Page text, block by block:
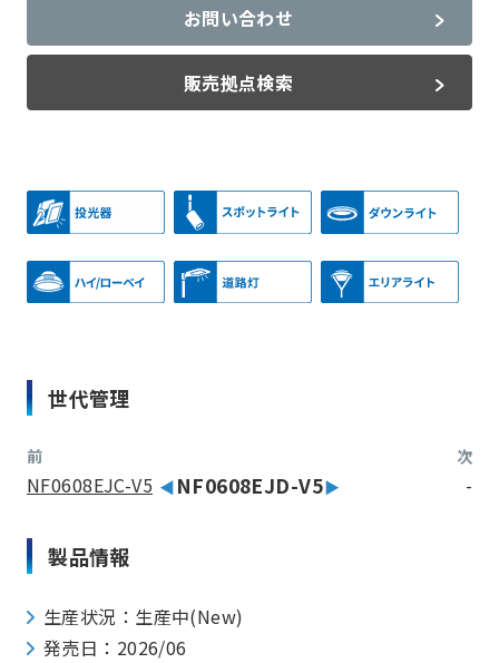
お問い合わせ
販売拠点検索
世代管理
前
NF0608EJC-V5 NF0608EJD-V5
次
-
製品情報
生産状況：生産中(New)
発売日：2026/06